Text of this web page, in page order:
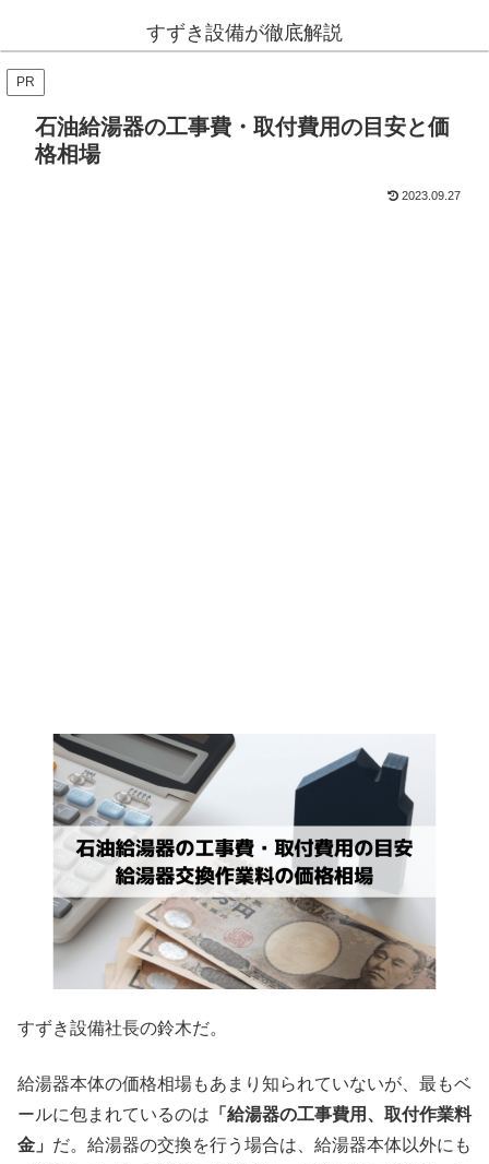
すずき設備が徹底解説
PR
石油給湯器の工事費・取付費用の目安と価
格相場
2023.09.27
すずき設備社長の鈴木だ。
給湯器本体の価格相場もあまり知られていないが、最もベ
ールに包まれているのは 「給湯器の工事費用、取付作業料
金」 だ。給湯器の交換を行う場合は、給湯器本体以外にも